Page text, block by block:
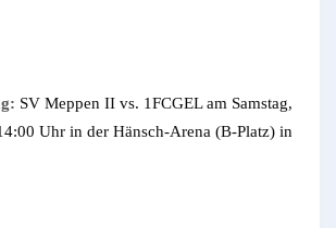
SV Meppen II vs. 1FCGEL am Samstag,
Uhr in der Hänsch-Arena (B-Platz) in